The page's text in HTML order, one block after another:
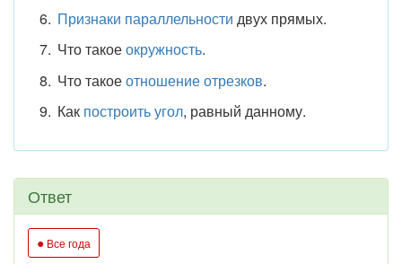
Признаки параллельности двух прямых.
Что такоеокружность.
Что такоеотношение отрезков.
Как построить угол, равный данному.
Ответ
● Все года